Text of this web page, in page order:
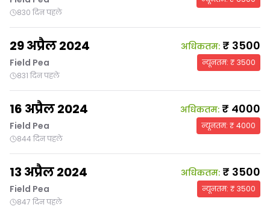
830 दिन पहले
29 अप्रैल 2024
Field Pea
831 दिन पहले
अधिकतम: ₹ 3500
न्यूनतम: ₹3500
16 अप्रैल 2024
Field Pea
844 दिन पहले
अधिकतम: ₹ 4000
न्यूनतम: ₹4000
13 अप्रैल 2024
Field Pea
847 दिन पहले
अधिकतम: ₹ 3500
न्यूनतम: ₹3500